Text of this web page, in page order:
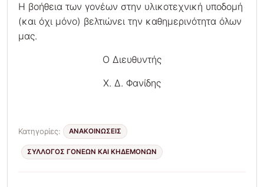
Η βοήθεια των γονέων στην υλικοτεχνική υποδομή
(και όχι μόνο) βελτιώνει την καθημερινότητα όλων
μας.
Ο Διευθυντής
Χ. Δ. Φανίδης
Κατηγορίες: ΑΝΑΚΟΙΝΩΣΕΙΣ
ΣΎΛΛΟΓΟΣ ΓΟΝΈΩΝ ΚΑΙ ΚΗΔΕΜΌΝΩΝ